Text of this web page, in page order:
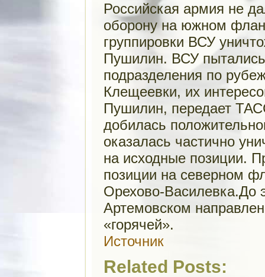
Российская армия не
оборону на южном
группировки ВСУ
Пушилин. ВСУ
подразделения по
Клещеевки, их
Пушилин, передает
добилась
оказалась частично
на исходные позиции.
позиции на северном
Орехово-Василевка.До
Артемовском
«горячей».
Источник
Related Posts: